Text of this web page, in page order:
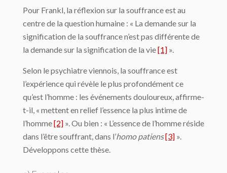
Pour Frankl, la réflexion sur la souffrance est au
centre de la question humaine : « La demande sur la
signification de la souffrance n’est pas différente de
la demande sur la signification de la vie[1] ».
Selon le psychiatre viennois, la souffrance est
l’expérience qui révèle le plus profondément ce
qu’est l’homme : les événements douloureux, affirme-
t-il, « mettent en relief l’essence la plus intime de
l’homme[2] ». Ou bien : « L’essence de l’homme réside
dans l’être souffrant, dans l’homo patiens[3] ».
Développons cette thèse.